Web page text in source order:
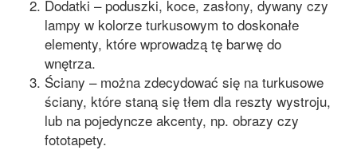
Dodatki – poduszki, koce, zasłony, dywany czy
lampy w kolorze turkusowym to doskonałe
elementy, które wprowadzą tę barwę do
wnętrza.
Ściany – można zdecydować się na turkusowe
ściany, które staną się tłem dla reszty wystroju,
lub na pojedyncze akcenty, np. obrazy czy
fototapety.